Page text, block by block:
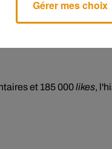
lors de ces rendez-
il écrit.
et 185 000likes,
Gérer mes choix